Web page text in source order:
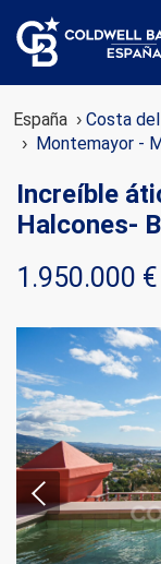
España Costa
Montemayor -
Increíble
Halcones-
1.950.000 €